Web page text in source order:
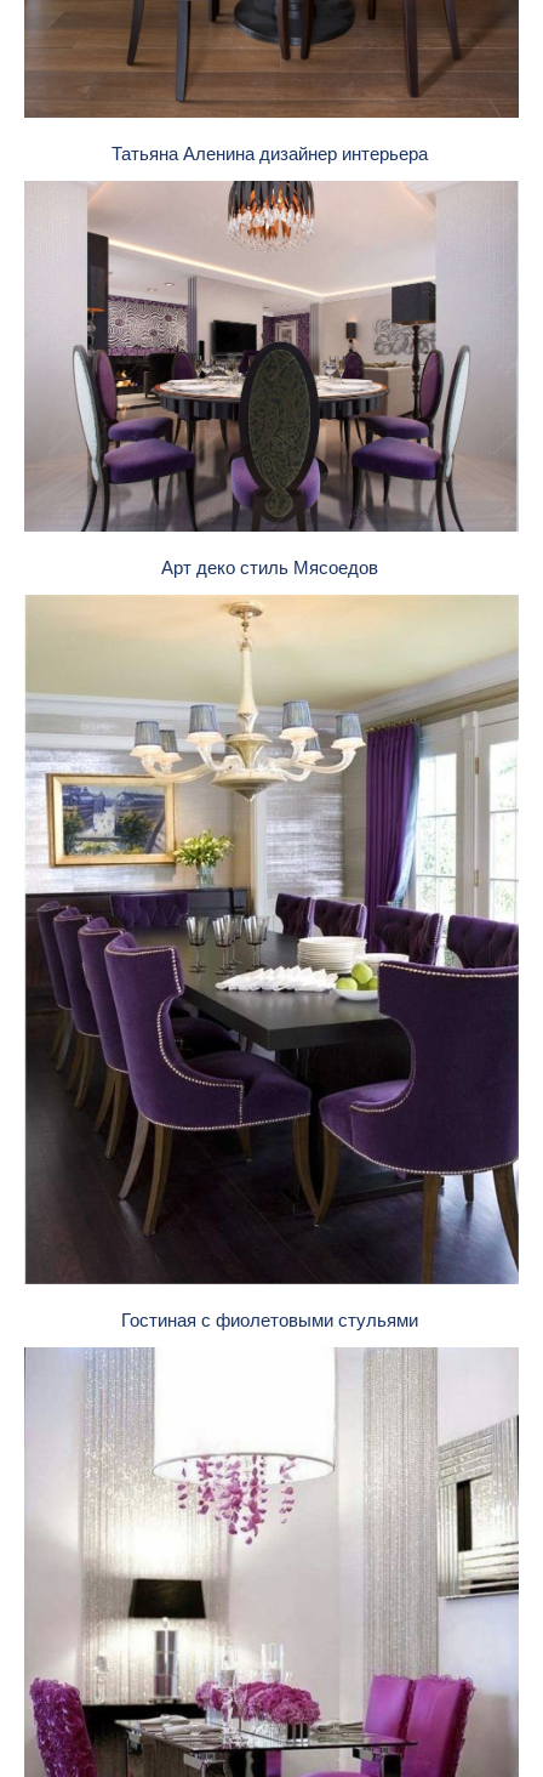
Татьяна Аленина дизайнер интерьера
Арт деко стиль Мясоедов
Гостиная с фиолетовыми стульями